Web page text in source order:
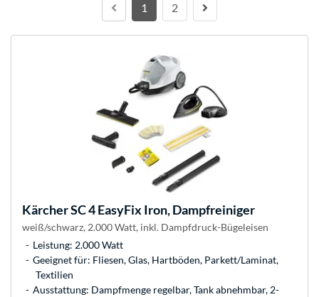
1 2
KärcherSC 4 EasyFix Iron, Dampfreiniger
weiß/schwarz, 2.000 Watt, inkl. Dampfdruck-Bügeleisen
Leistung: 2.000 Watt
Geeignet für: Fliesen, Glas, Hartböden, Parkett/Laminat,
Textilien
Ausstattung: Dampfmenge regelbar, Tank abnehmbar, 2-